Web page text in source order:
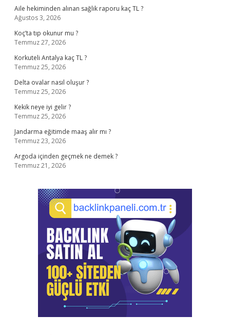
Aile hekiminden alınan sağlık raporu kaç TL ?
Ağustos 3, 2026
Koç’ta tıp okunur mu ?
Temmuz 27, 2026
Korkuteli Antalya kaç TL ?
Temmuz 25, 2026
Delta ovalar nasıl oluşur ?
Temmuz 25, 2026
Kekik neye iyi gelir ?
Temmuz 25, 2026
Jandarma eğitimde maaş alır mı ?
Temmuz 23, 2026
Argoda içinden geçmek ne demek ?
Temmuz 21, 2026